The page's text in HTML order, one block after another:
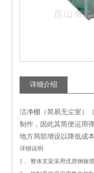
详细介绍
洁净棚（简易无尘室）
制作，因此其简便运用
地方局部增设以降低成
详细说明 :
1 ．
整体支架采用优质钢板